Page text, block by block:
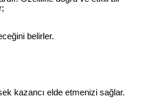
belirler.
kazancı elde etmenizi sağlar.